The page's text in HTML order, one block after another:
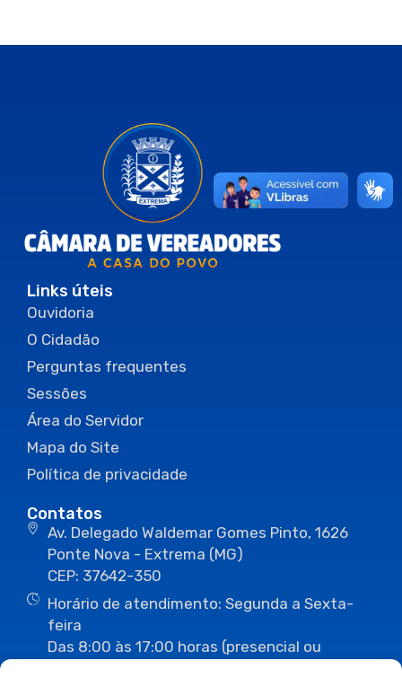
Links úteis
Ouvidoria
O Cidadão
Perguntas frequentes
Sessões
Área do Servidor
Mapa do Site
Política de privacidade
Contatos
Av. Delegado Waldemar Gomes Pinto, 1626
Ponte Nova - Extrema (MG)
CEP: 37642-350
Horário de atendimento: Segunda a Sexta-
feira
Das 8:00 às 17:00 horas (presencial ou